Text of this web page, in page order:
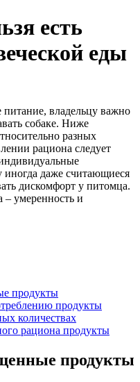
есть
еды
владельцу важно
собаке. Ниже
разных
рациона следует
иногда даже считающиеся
дискомфорт у питомца.
умеренность и
продукты
продукты
количествах
рациона продукты
продукты